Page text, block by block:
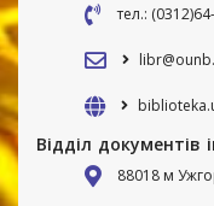
тел.:
Відділ
88018 м